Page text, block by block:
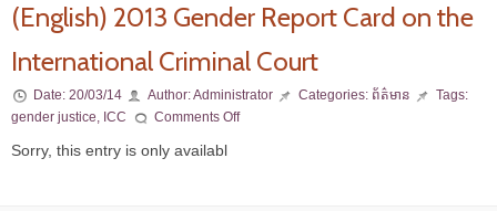
(English) 2013 Gender Report Card on the
International Criminal Court
Date: 20/03/14 Author:Administrator Categories: ព័ត៌មាន
Tags:
gender justice, ICC Comments Off
Sorry, this entry is only availabl